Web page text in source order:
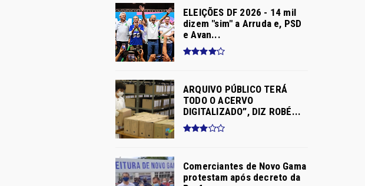
ELEIÇÕES DF 2026 - 14 mil
dizem "sim" a Arruda e, PSD
e Avan...
ARQUIVO PÚBLICO TERÁ
TODO O ACERVO
DIGITALIZADO”, DIZ ROBÉ...
Comerciantes de Novo Gama
protestam após decreto da